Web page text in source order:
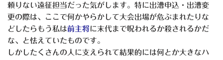
頼りない遠征担当だった気がします。特に出漕申込・出漕変
更の際は、ここで何かやらかして大会出場が危ぶまれたりな
どしたらもう私は前主将に末代まで呪われるか殺されるかだ
な、と怯えていたものです。
しかしたくさんの人に支えられて結果的には何とか大きなハ